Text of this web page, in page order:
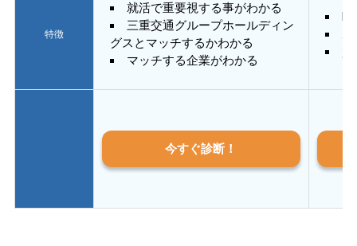
特徴
就活で重要視する事がわかる
三重交通グループホールディン
グスとマッチするかわかる
マッチする企業がわかる
質
今すぐ診断！